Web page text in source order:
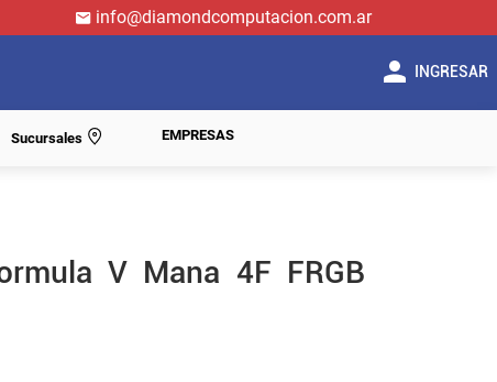
info@diamondcomputacion.com.ar
INGRESAR
Sucursales EMPRESAS
V Mana 4F FRGB